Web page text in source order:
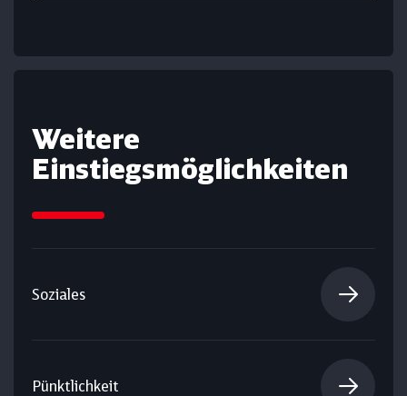
Weitere
Einstiegs­möglichkeiten
Soziales
Pünktlichkeit